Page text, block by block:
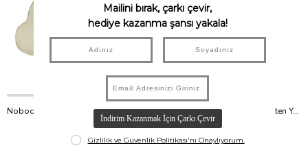
Nobodinoz İşlemeli Fransız Keten Yastık, Cloud Green Matcha
Nobodinoz
₺2.500,00
Nobodinoz İşlemeli Fransız Keten Yastık, Cloud Deep Blue
₺2.500,00